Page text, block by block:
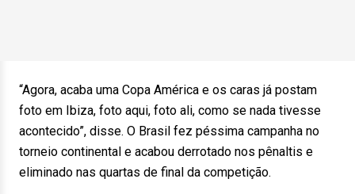
“Agora, acaba uma Copa América e os caras já postam
foto em Ibiza, foto aqui, foto ali, como se nada tivesse
acontecido”, disse. O Brasil fez péssima campanha no
torneio continental e acabou derrotado nos pênaltis e
eliminado nas quartas de final da competição.